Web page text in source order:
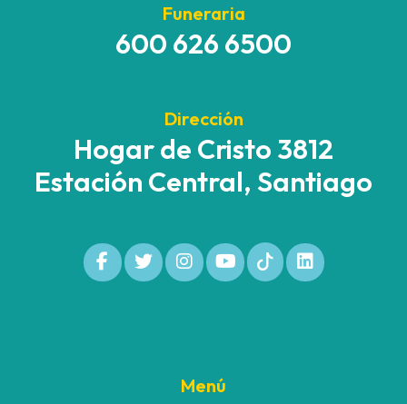
Funeraria
600 626 6500
Dirección
Hogar de Cristo 3812
Estación Central, Santiago
Menú